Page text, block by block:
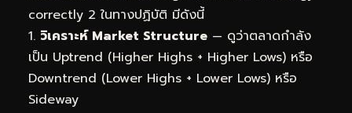
correctly 2 ในทางปฏิบัติ มีดังนี้
วิเคราะห์ Market Structure — ดูว่าตลาดกำลัง
เป็น Uptrend (Higher Highs + Higher Lows) หรือ
Downtrend (Lower Highs + Lower Lows) หรือ
Sideway